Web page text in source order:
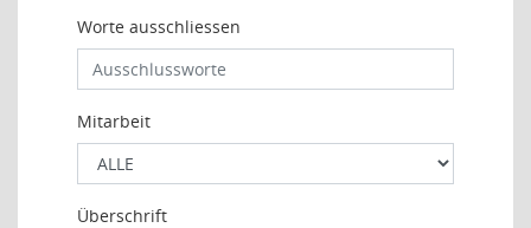
Worte ausschliessen
Mitarbeit
Überschrift